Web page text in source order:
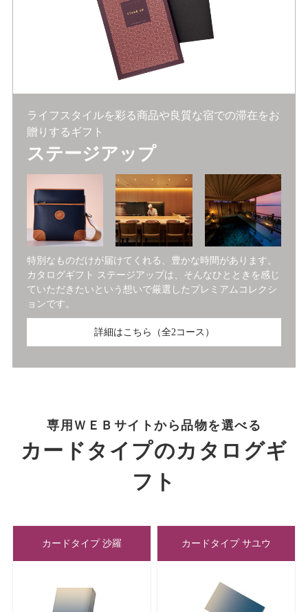
ライフスタイルを彩る商品や良質な宿での滞在をお
贈りするギフト
ステージアップ
特別なものだけが届けてくれる、豊かな時間があります。
カタログギフト ステージアップは、そんなひとときを感じ
ていただきたいという想いで厳選したプレミアムコレクシ
ョンです。
詳細はこちら（全2コース）
専用ＷＥＢサイトから品物を選べる
カードタイプのカタログギ
フト
カードタイプ 沙羅 カードタイプ サユウ